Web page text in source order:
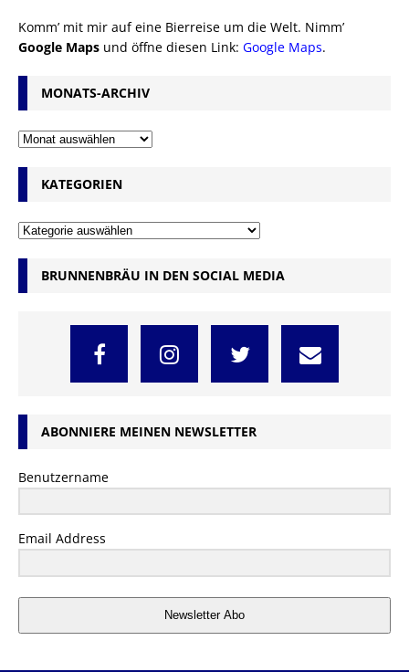
Komm’ mit mir auf eine Bierreise um die Welt. Nimm’
Google Maps und öffne diesen Link: Google Maps.
MONATS-ARCHIV
KATEGORIEN
BRUNNENBRÄU IN DEN SOCIAL MEDIA
ABONNIERE MEINEN NEWSLETTER
Benutzername
Email Address
Newsletter Abo